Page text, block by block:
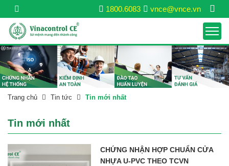
vnce@vnce.vn
1800.6083
Trang chủ Tin tức Tin mới nhất
Tin mới nhất
CHỨNG NHẬN HỢP CHUẨN CỬA
NHỰA U-PVC THEO TCVN